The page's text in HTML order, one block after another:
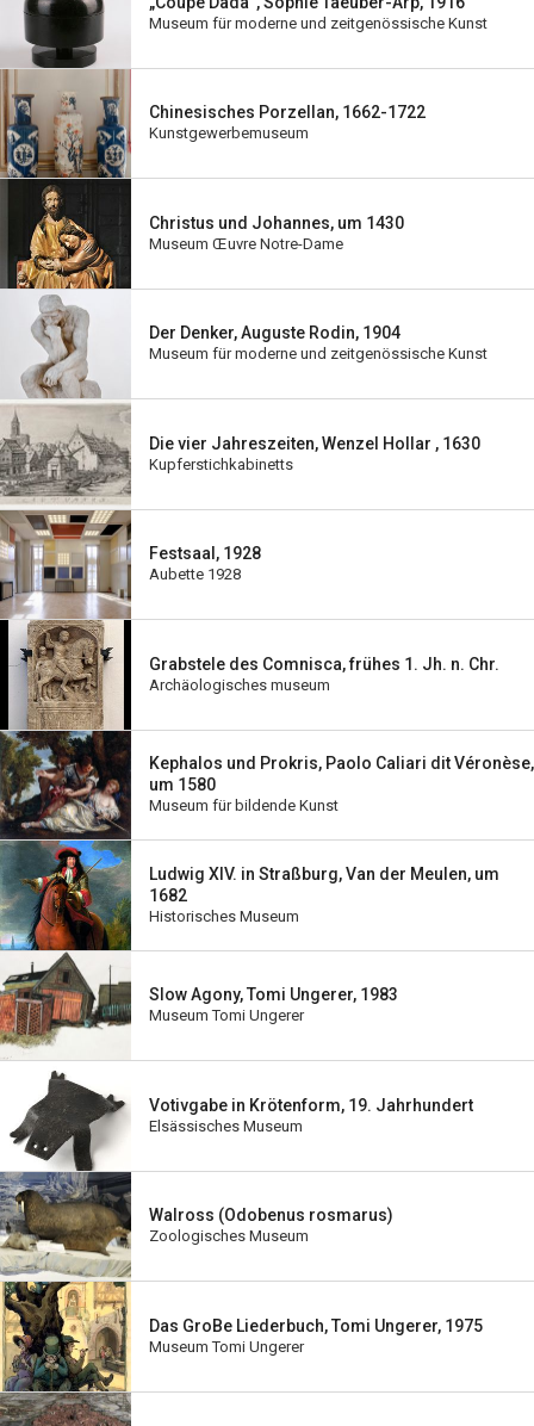
Museum für moderne und zeitgenössische Kunst
Chinesisches Porzellan, 1662-1722
Kunstgewerbemuseum
Christus und Johannes, um 1430
Museum Œuvre Notre-Dame
Der Denker, Auguste Rodin, 1904
Museum für moderne und zeitgenössische Kunst
Die vier Jahreszeiten, Wenzel Hollar , 1630
Kupferstichkabinetts
Festsaal, 1928
Aubette 1928
Grabstele des Comnisca, frühes 1. Jh. n. Chr.
Archäologisches museum
Kephalos und Prokris, Paolo Caliari dit Véronèse,
um 1580
Museum für bildende Kunst
Ludwig XIV. in Straßburg, Van der Meulen, um
1682
Historisches Museum
Slow Agony, Tomi Ungerer, 1983
Museum Tomi Ungerer
Votivgabe in Krötenform, 19. Jahrhundert
Elsässisches Museum
Walross (Odobenus rosmarus)
Zoologisches Museum
Das GroBe Liederbuch, Tomi Ungerer, 1975
Museum Tomi Ungerer